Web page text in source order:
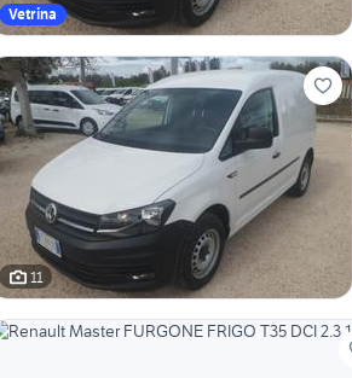
Vetrina
11